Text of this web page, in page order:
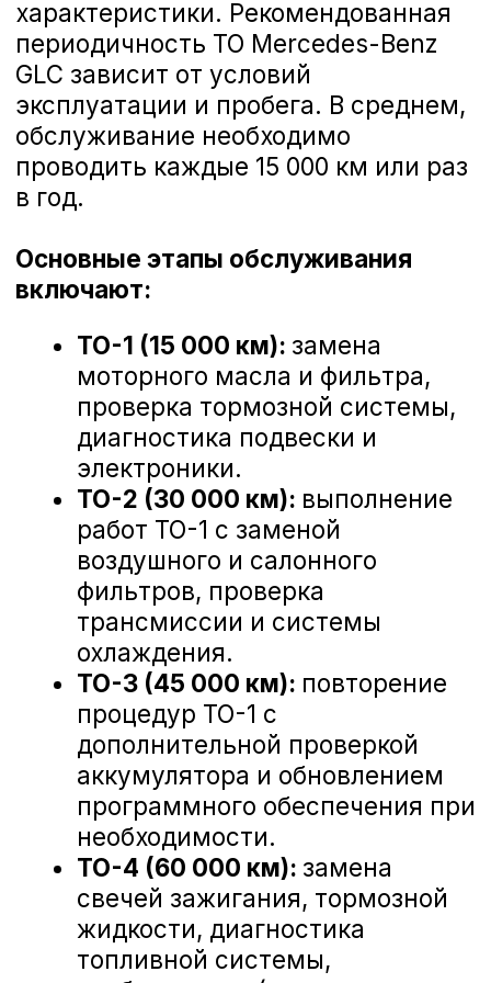
Замена амортизатора подвески Mercedes-
Замена рулевой рейки Mercedes-Benz GLC
Замена жидкости ГУР Mercedes-Benz GLC
Замена рулевой тяги Mercedes-Benz GLC
Замена рулевых наконечников Mercedes-
Диагностика ходовой части Mercedes-Benz
Замена амортизатора подвески Mercedes-
Замена пружины/рессоры Mercedes-Benz
Замена пыльника/отбойника Mercedes-Benz
Доверьте обслуживание своего
автомобиля профессионалам, чтобы
наслаждаться каждым километром
пути. Официальное ТО Mercedes-
Benz GLC — это уверенность в
надежной работе вашего автомобиля
и удовольствие от вождения. С
Mercedes-Benz GLC вы готовы к
любым дорогам и открытиям!
Что входит в ТО
Mercedes-Benz GLC?
Техническое обслуживание в
сервисах группы компаний «А-
Драйв», являющейся официальным
дилером Mercedes-Benz, включает
множество необходимых проверок и
замен, таких как:
Диагностика двигателя и систем